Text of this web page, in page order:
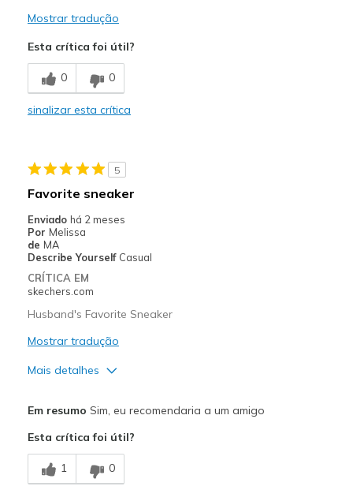
Mostrar tradução
Esta crítica foi útil?
0 0
sinalizar esta crítica
5
Favorite sneaker
Enviado há 2 meses
Por Melissa
de MA
Describe Yourself Casual
CRÍTICA EM
skechers.com
Husband's Favorite Sneaker
Mostrar tradução
Mais detalhes
Melhores utilizações
Casual Wear
Em resumo Sim, eu recomendaria a um amigo
Esta crítica foi útil?
1 0